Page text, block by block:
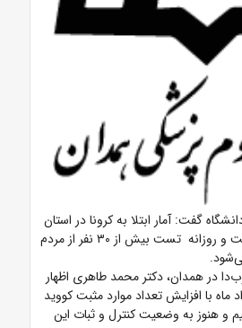
گفت: آمار ابتلا به کرونا در استان
همدان رو به افزایش است و روزانه تست بیش از ۳۰ نفر از مردم
در همدان، دکتر محمد طاهری اظهار
با افزایش تعداد موارد مثبت کووید
و هنوز به وضعیت کنترل و ثبات این